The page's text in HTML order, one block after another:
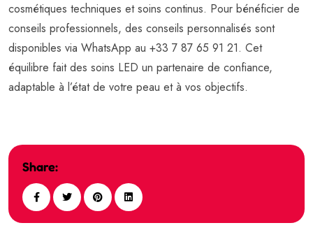
cosmétiques techniques et soins continus. Pour bénéficier de
conseils professionnels, des conseils personnalisés sont
disponibles via WhatsApp au +33 7 87 65 91 21. Cet
équilibre fait des soins LED un partenaire de confiance,
adaptable à l’état de votre peau et à vos objectifs.
Share: